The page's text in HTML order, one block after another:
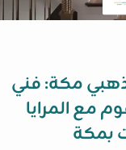
مكة: فني
مع المرايا
بمكة